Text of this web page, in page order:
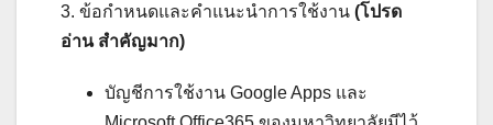
3. ข้อกำหนดและคำแนะนำการใช้งาน (โปรด
อ่าน สำคัญมาก)
บัญชีการใช้งาน Google Apps และ